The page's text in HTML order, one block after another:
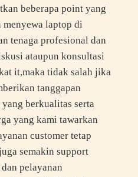
beberapa point yang
menyewa laptop di
tenaga profesional dan
ataupun konsultasi
it,maka tidak salah jika
tanggapan
berkualitas serta
yang kami tawarkan
customer tetap
semakin support
pelayanan